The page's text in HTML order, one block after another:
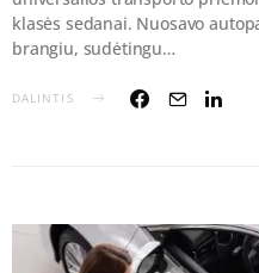
klasės sedanai. Nuosavo
brangiu, sudėtingu…
DALINTIS